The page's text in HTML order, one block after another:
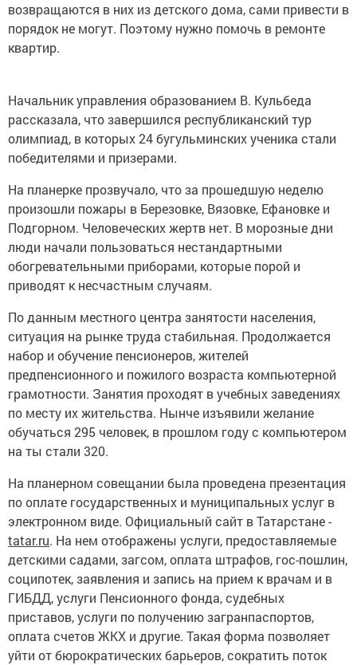
возвращаются в них из детского дома, сами привести в
порядок не могут. Поэтому нужно помочь в ремонте
квартир.
Начальник управления образованием В. Кульбеда
рассказала, что завершился республиканский тур
олимпиад, в которых 24 бугульминских ученика стали
победителями и призерами.
На планерке прозвучало, что за прошедшую неделю
произошли пожары в Березовке, Вязовке, Ефановке и
Подгорном. Человеческих жертв нет. В морозные дни
люди начали пользоваться нестандартными
обогревательными приборами, которые порой и
приводят к несчастным случаям.
По данным местного центра занятости населения,
ситуация на рынке труда стабильная. Продолжается
набор и обучение пенсионеров, жителей
предпенсионного и пожилого возраста компьютерной
грамотности. Занятия проходят в учебных заведениях
по месту их жительства. Нынче изъявили желание
обучаться 295 человек, в прошлом году с компьютером
на ты стали 320.
На планерном совещании была проведена презентация
по оплате государственных и муниципальных услуг в
электронном виде. Официальный сайт в Татарстане -
tatar.ru. На нем отображены услуги, предоставляемые
детскими садами, загсом, оплата штрафов, гос-пошлин,
соципотек, заявления и запись на прием к врачам и в
ГИБДД, услуги Пенсионного фонда, судебных
приставов, услуги по получению загранпаспортов,
оплата счетов ЖКХ и другие. Такая форма позволяет
уйти от бюрократических барьеров, сократить поток